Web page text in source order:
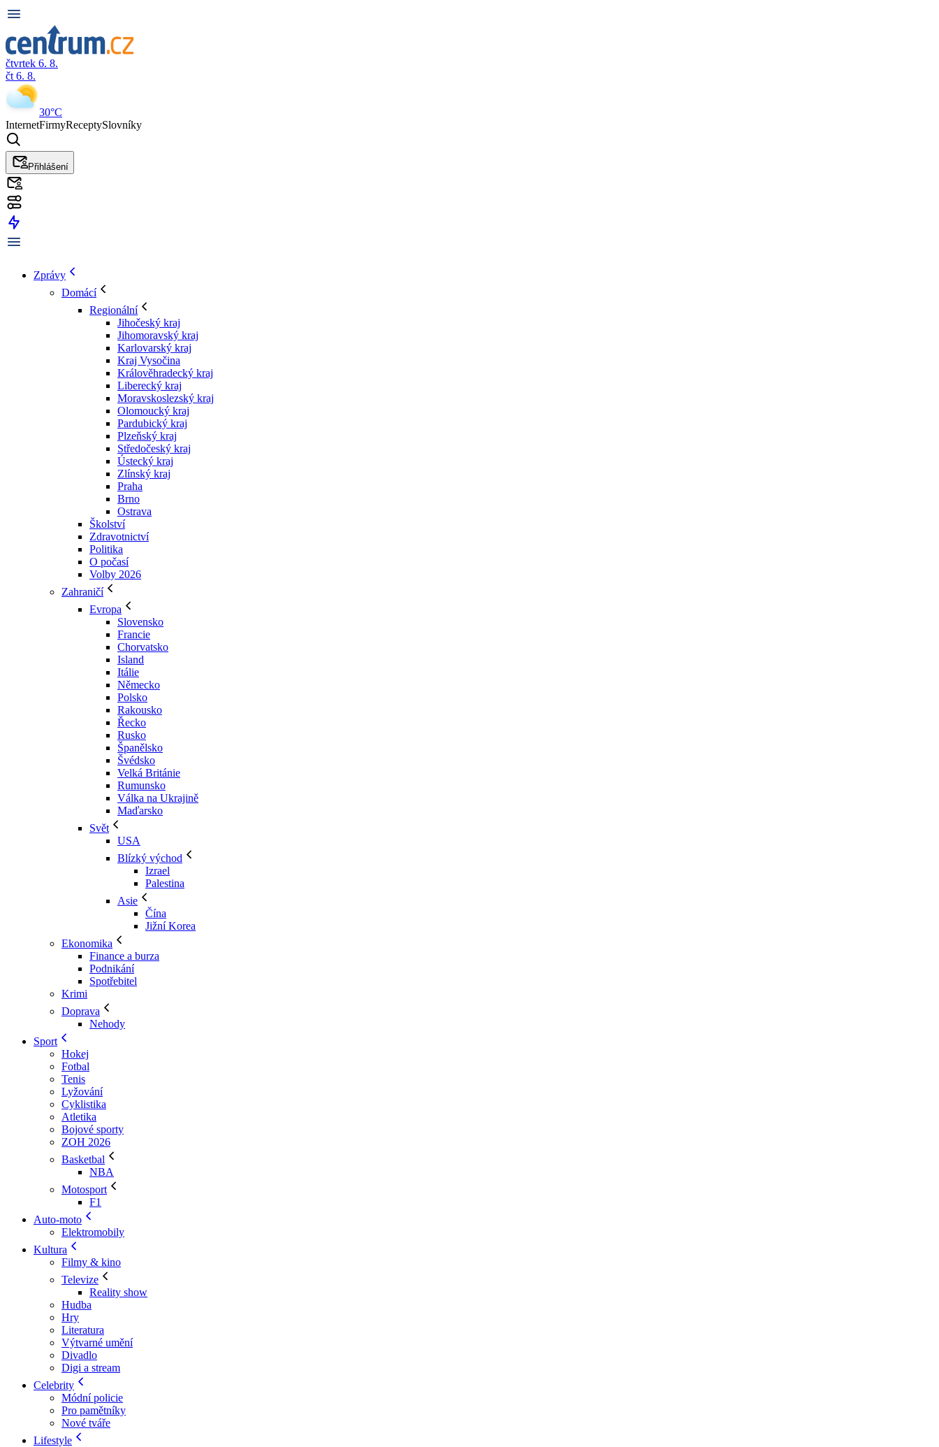
čtvrtek 6. 8.
čt 6. 8.
30°C
InternetFirmyReceptySlovníky
Přihlášení
Zprávy
Domácí
Regionální
Jihočeský kraj
Jihomoravský kraj
Karlovarský kraj
Kraj Vysočina
Králověhradecký kraj
Liberecký kraj
Moravskoslezský kraj
Olomoucký kraj
Pardubický kraj
Plzeňský kraj
Středočeský kraj
Ústecký kraj
Zlínský kraj
Praha
Brno
Ostrava
Školství
Zdravotnictví
Politika
O počasí
Volby 2026
Zahraničí
Evropa
Slovensko
Francie
Chorvatsko
Island
Itálie
Německo
Polsko
Rakousko
Řecko
Rusko
Španělsko
Švédsko
Velká Británie
Rumunsko
Válka na Ukrajině
Maďarsko
Svět
USA
Blízký východ
Izrael
Palestina
Asie
Čína
Jižní Korea
Ekonomika
Finance a burza
Podnikání
Spotřebitel
Krimi
Doprava
Nehody
Sport
Hokej
Fotbal
Tenis
Lyžování
Cyklistika
Atletika
Bojové sporty
ZOH 2026
Basketbal
NBA
Motosport
F1
Auto-moto
Elektromobily
Kultura
Filmy & kino
Televize
Reality show
Hudba
Hry
Literatura
Výtvarné umění
Divadlo
Digi a stream
Celebrity
Módní policie
Pro pamětníky
Nové tváře
Lifestyle